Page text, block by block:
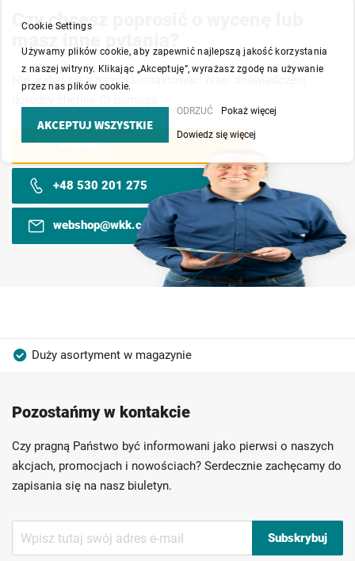
Czy chcesz poprosić o wycenę lub
Nie wahaj się z nami skontaktować. Nasi doświadczeni
Kontakt
+48 530 201 275
webshop@wkk.com.pl
Duży asortyment w magazynie
Szybka dostawa
Indywidualni doradcy
Ponad 40 lat doświadczenia
Możliwość własnego etykietowania
Pozostańmy w kontakcie
Czy pragną Państwo być informowani jako pierwsi o naszych
akcjach, promocjach i nowościach? Serdecznie zachęcamy do
zapisania się na nasz biuletyn.
nasz
Subskrybuj
Cookie Settings
Używamy plików cookie, aby zapewnić najlepszą jakość korzystania
z naszej witryny. Klikając „Akceptuję”, wyrażasz zgodę na używanie
przez nas plików cookie.
AKCEPTUJ WSZYSTKIE
ODRZUĆ Pokaż więcej
Dowiedz się więcej